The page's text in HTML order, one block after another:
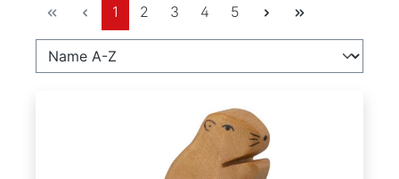
Seite
1 Seite
2 Seite
3 Seite
4 Seite
5